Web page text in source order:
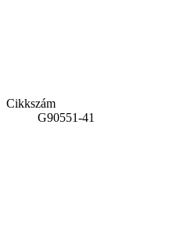
Cikkszám
G90551-41